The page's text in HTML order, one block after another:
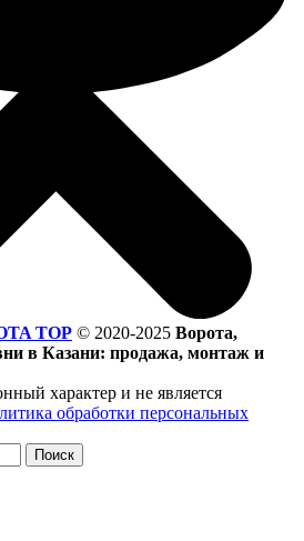
TOP © 2020-2025 Ворота,
в Казани: продажа, монтаж и
характер и не является
обработки персональных
Поиск